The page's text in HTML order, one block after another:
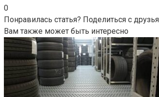
0
Понравилась статья? Поделиться с
Вам также может быть интересно